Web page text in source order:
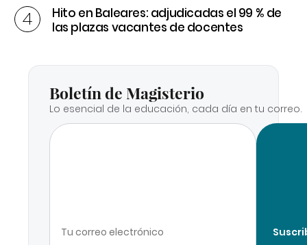
Hito en Baleares: adjudicadas el 99 % de
las plazas vacantes de docentes
Boletín de Magisterio
Lo esencial de la educación, cada día en tu correo.